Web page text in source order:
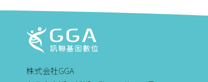
株式会社GGA